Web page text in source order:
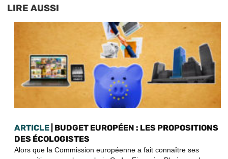
LIRE AUSSI
ARTICLE | BUDGET EUROPÉEN : LES PROPOSITIONS
DES ÉCOLOGISTES
Alors que la Commission européenne a fait connaître ses